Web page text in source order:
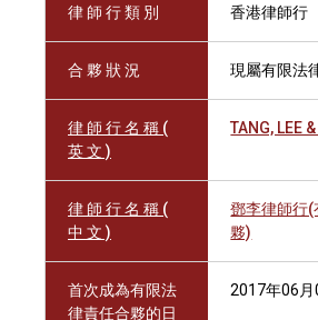
律 師 行 類 別 香港律師行
合 夥 狀 況 現屬有限法
律 師 行 名 稱 (
英 文 )
TANG, LEE
律 師 行 名 稱 (
中 文 )
鄧李律師行(
夥)
首次成為有限法
律責任合夥的日
2017年06月